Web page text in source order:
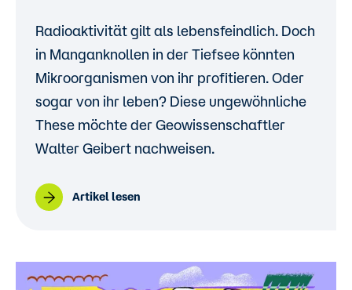
Radioaktivität gilt als lebensfeindlich. Doch
in Manganknollen in der Tiefsee könnten
Mikroorganismen von ihr profitieren. Oder
sogar von ihr leben? Diese ungewöhnliche
These möchte der Geowissenschaftler
Walter Geibert nachweisen.
Artikel lesen